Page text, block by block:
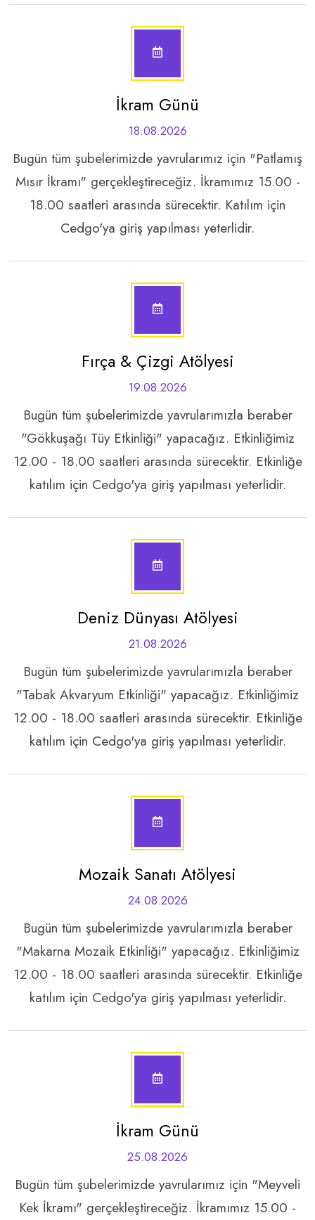
İkram Günü
18.08.2026
Bugün tüm şubelerimizde yavrularımız için "Patlamış
Mısır İkramı" gerçekleştireceğiz. İkramımız 15.00 -
18.00 saatleri arasında sürecektir. Katılım için
Cedgo'ya giriş yapılması yeterlidir.
Fırça & Çizgi Atölyesi
19.08.2026
Bugün tüm şubelerimizde yavrularımızla beraber
"Gökkuşağı Tüy Etkinliği" yapacağız. Etkinliğimiz
12.00 - 18.00 saatleri arasında sürecektir. Etkinliğe
katılım için Cedgo'ya giriş yapılması yeterlidir.
Deniz Dünyası Atölyesi
21.08.2026
Bugün tüm şubelerimizde yavrularımızla beraber
"Tabak Akvaryum Etkinliği" yapacağız. Etkinliğimiz
12.00 - 18.00 saatleri arasında sürecektir. Etkinliğe
katılım için Cedgo'ya giriş yapılması yeterlidir.
Mozaik Sanatı Atölyesi
24.08.2026
Bugün tüm şubelerimizde yavrularımızla beraber
"Makarna Mozaik Etkinliği" yapacağız. Etkinliğimiz
12.00 - 18.00 saatleri arasında sürecektir. Etkinliğe
katılım için Cedgo'ya giriş yapılması yeterlidir.
İkram Günü
25.08.2026
Bugün tüm şubelerimizde yavrularımız için "Meyveli
Kek İkramı" gerçekleştireceğiz. İkramımız 15.00 -